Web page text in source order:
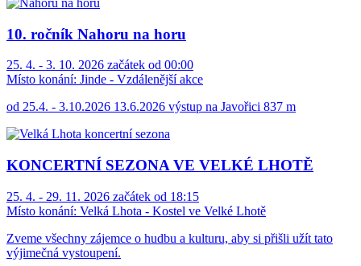
10. ročník Nahoru na horu
25. 4. - 3. 10. 2026 začátek od 00:00
Místo konání: Jinde - Vzdálenější akce
od 25.4. - 3.10.2026 13.6.2026 výstup na Javořici 837 m
KONCERTNÍ SEZONA VE VELKÉ LHOTĚ
25. 4. - 29. 11. 2026 začátek od 18:15
Místo konání: Velká Lhota - Kostel ve Velké Lhotě
Zveme všechny zájemce o hudbu a kulturu, aby si přišli užít tato
výjimečná vystoupení.